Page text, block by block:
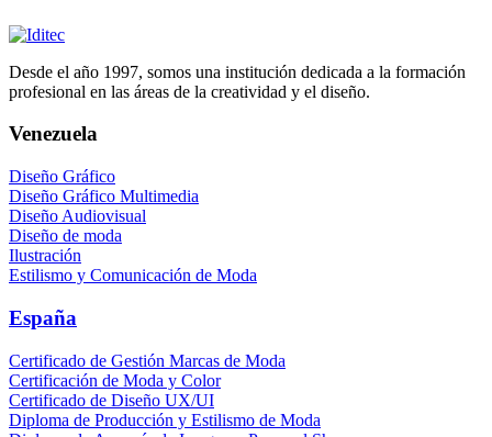
Desde el año 1997, somos una institución dedicada a la formación
profesional en las áreas de la creatividad y el diseño.
Venezuela
Diseño Gráfico
Diseño Gráfico Multimedia
Diseño Audiovisual
Diseño de moda
Ilustración
Estilismo y Comunicación de Moda
España
Certificado de Gestión Marcas de Moda
Certificación de Moda y Color
Certificado de Diseño UX/UI
Diploma de Producción y Estilismo de Moda